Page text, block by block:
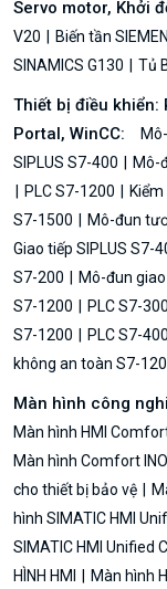
Servo motor, Khởi
V20
Biến tần
SINAMICS G130
Tủ
Thiết bị điều khiển:
Portal, WinCC:
SIPLUS S7-400
Mô-
PLC S7-1200
S7-1500
Mô-đun
Giao tiếp SIPLUS S7-
S7-200
Mô-đun
S7-1200
PLC S7-300
S7-1200
PLC S7-400
không an toàn S7-
Màn hình công
Màn hình HMI
Màn hình Comfort
cho thiết bị bảo vệ
hình SIMATIC HMI
SIMATIC HMI Unified
HÌNH HMI
Màn hình